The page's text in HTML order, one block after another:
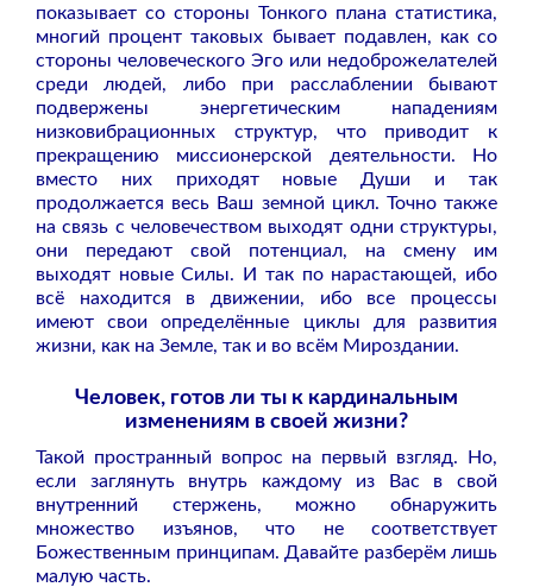
показывает со стороны Тонкого плана статистика,
многий процент таковых бывает подавлен, как со
стороны человеческого Эго или недоброжелателей
среди людей, либо при расслаблении бывают
подвержены энергетическим нападениям
низковибрационных структур, что приводит к
прекращению миссионерской деятельности. Но
вместо них приходят новые Души и так
продолжается весь Ваш земной цикл. Точно также
на связь с человечеством выходят одни структуры,
они передают свой потенциал, на смену им
выходят новые Силы. И так по нарастающей, ибо
всё находится в движении, ибо все процессы
имеют свои определённые циклы для развития
жизни, как на Земле, так и во всём Мироздании.
Человек, готов ли ты к кардинальным
изменениям в своей жизни?
Такой пространный вопрос на первый взгляд. Но,
если заглянуть внутрь каждому из Вас в свой
внутренний стержень, можно обнаружить
множество изъянов, что не соответствует
Божественным принципам. Давайте разберём лишь
малую часть.